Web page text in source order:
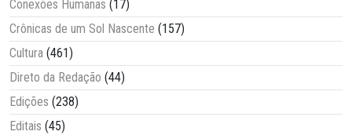
Conexões Humanas (17)
Crônicas de um Sol Nascente (157)
Cultura (461)
Direto da Redação (44)
Edições (238)
Editais (45)